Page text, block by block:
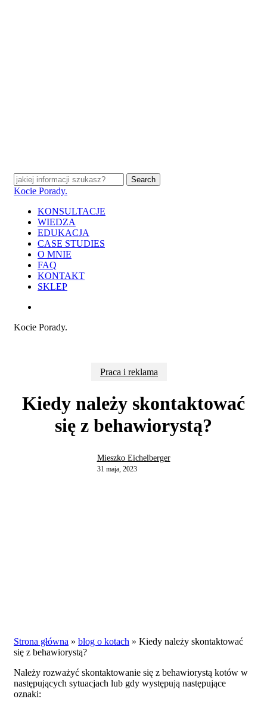
Search
Close
Kocie Porady.
search
Menu
KONSULTACJE
WIEDZA
EDUKACJA
CASE STUDIES
O MNIE
FAQ
KONTAKT
SKLEP
Kocie Porady.
Praca i reklama
Kiedy należy skontaktować
się z behawiorystą?
Mieszko Eichelberger
31 maja, 2023
Strona główna » blog o kotach » Kiedy należy skontaktować
się z behawiorystą?
Należy rozważyć skontaktowanie się z behawiorystą kotów w
następujących sytuacjach lub gdy występują następujące
oznaki: